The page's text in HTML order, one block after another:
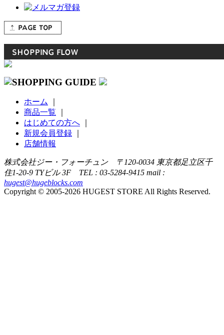
ホーム
商品一覧
はじめての方へ
新規会員登録
店舗情報
株式会社ジー・フォーチュン 〒120-0034 東京都足立区千
住1-20-9 TYビル 3F TEL : 03-5284-9415 mail :
hugest@hugeblocks.com
Copyright © 2005-2026 HUGEST STORE All Rights Reserved.